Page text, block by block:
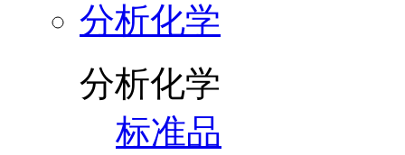
分析化学
分析化学
标准品